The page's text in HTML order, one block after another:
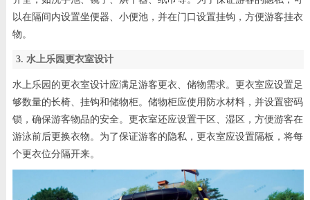
以在隔间内设置坐便器、小便池，并在门口设置挂钩，方便游客挂衣
物。
3. 水上乐园更衣室设计
水上乐园的更衣室设计应满足游客更衣、储物需求。更衣室应设置足
够数量的长椅、挂钩和储物柜。储物柜应使用防水材料，并设置密码
锁，确保游客物品的安全。更衣室还应设置干区、湿区，方便游客在
游泳前后更换衣物。为了保证游客的隐私，更衣室应设置隔板，将每
个更衣位分隔开来。